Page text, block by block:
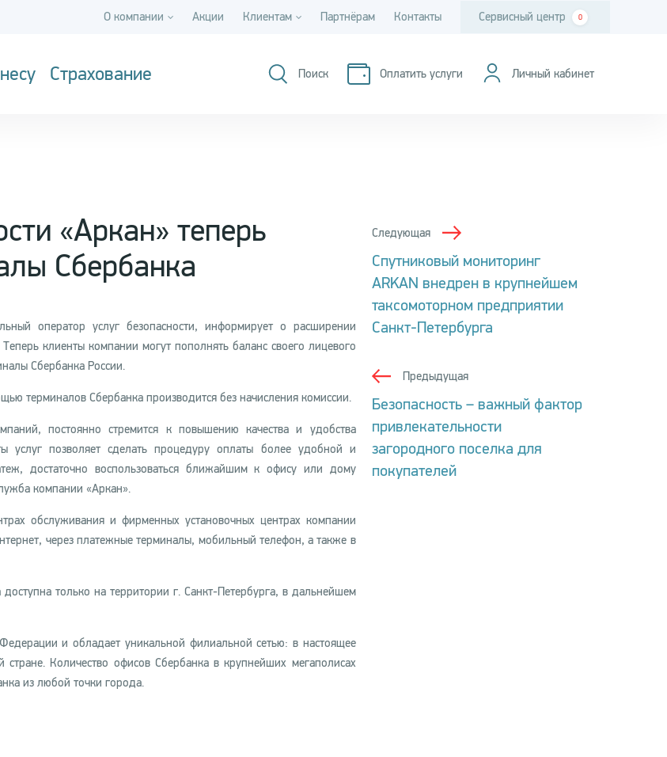
О компании Акции Клиентам Партнёрам Контакты Сервисный центр 0
Страхование Поиск Оплатить услуги Личный кабинет
«Аркан» теперь
Сбербанка
оператор услуг безопасности, информирует о расширении
клиенты компании могут пополнять баланс своего лицевого
Сбербанка России.
терминалов Сбербанка производится без начисления комиссии.
постоянно стремится к повышению качества и удобства
услуг позволяет сделать процедуру оплаты более удобной и
достаточно воспользоваться ближайшим к офису или дому
компании «Аркан».
обслуживания и фирменных установочных центрах компании
через платежные терминалы, мобильный телефон, а также в
только на территории г. Санкт-Петербурга, в дальнейшем
и обладает уникальной филиальной сетью: в настоящее
Количество офисов Сбербанка в крупнейших мегаполисах
из любой точки города.
Следующая
Спутниковый мониторинг
ARKAN внедрен в крупнейшем
таксомоторном предприятии
Санкт-Петербурга
Предыдущая
Безопасность – важный фактор
привлекательности
загородного поселка для
покупателей